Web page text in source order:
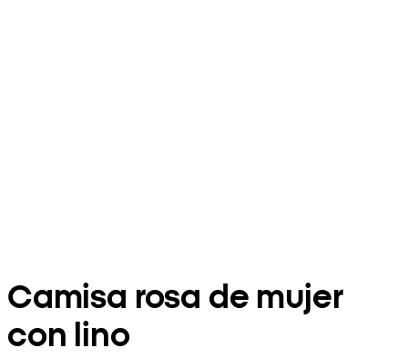
Camisa rosa de mujer
con lino